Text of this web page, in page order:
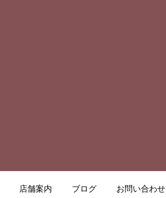
店舗案内 ブログ お問い合わせ